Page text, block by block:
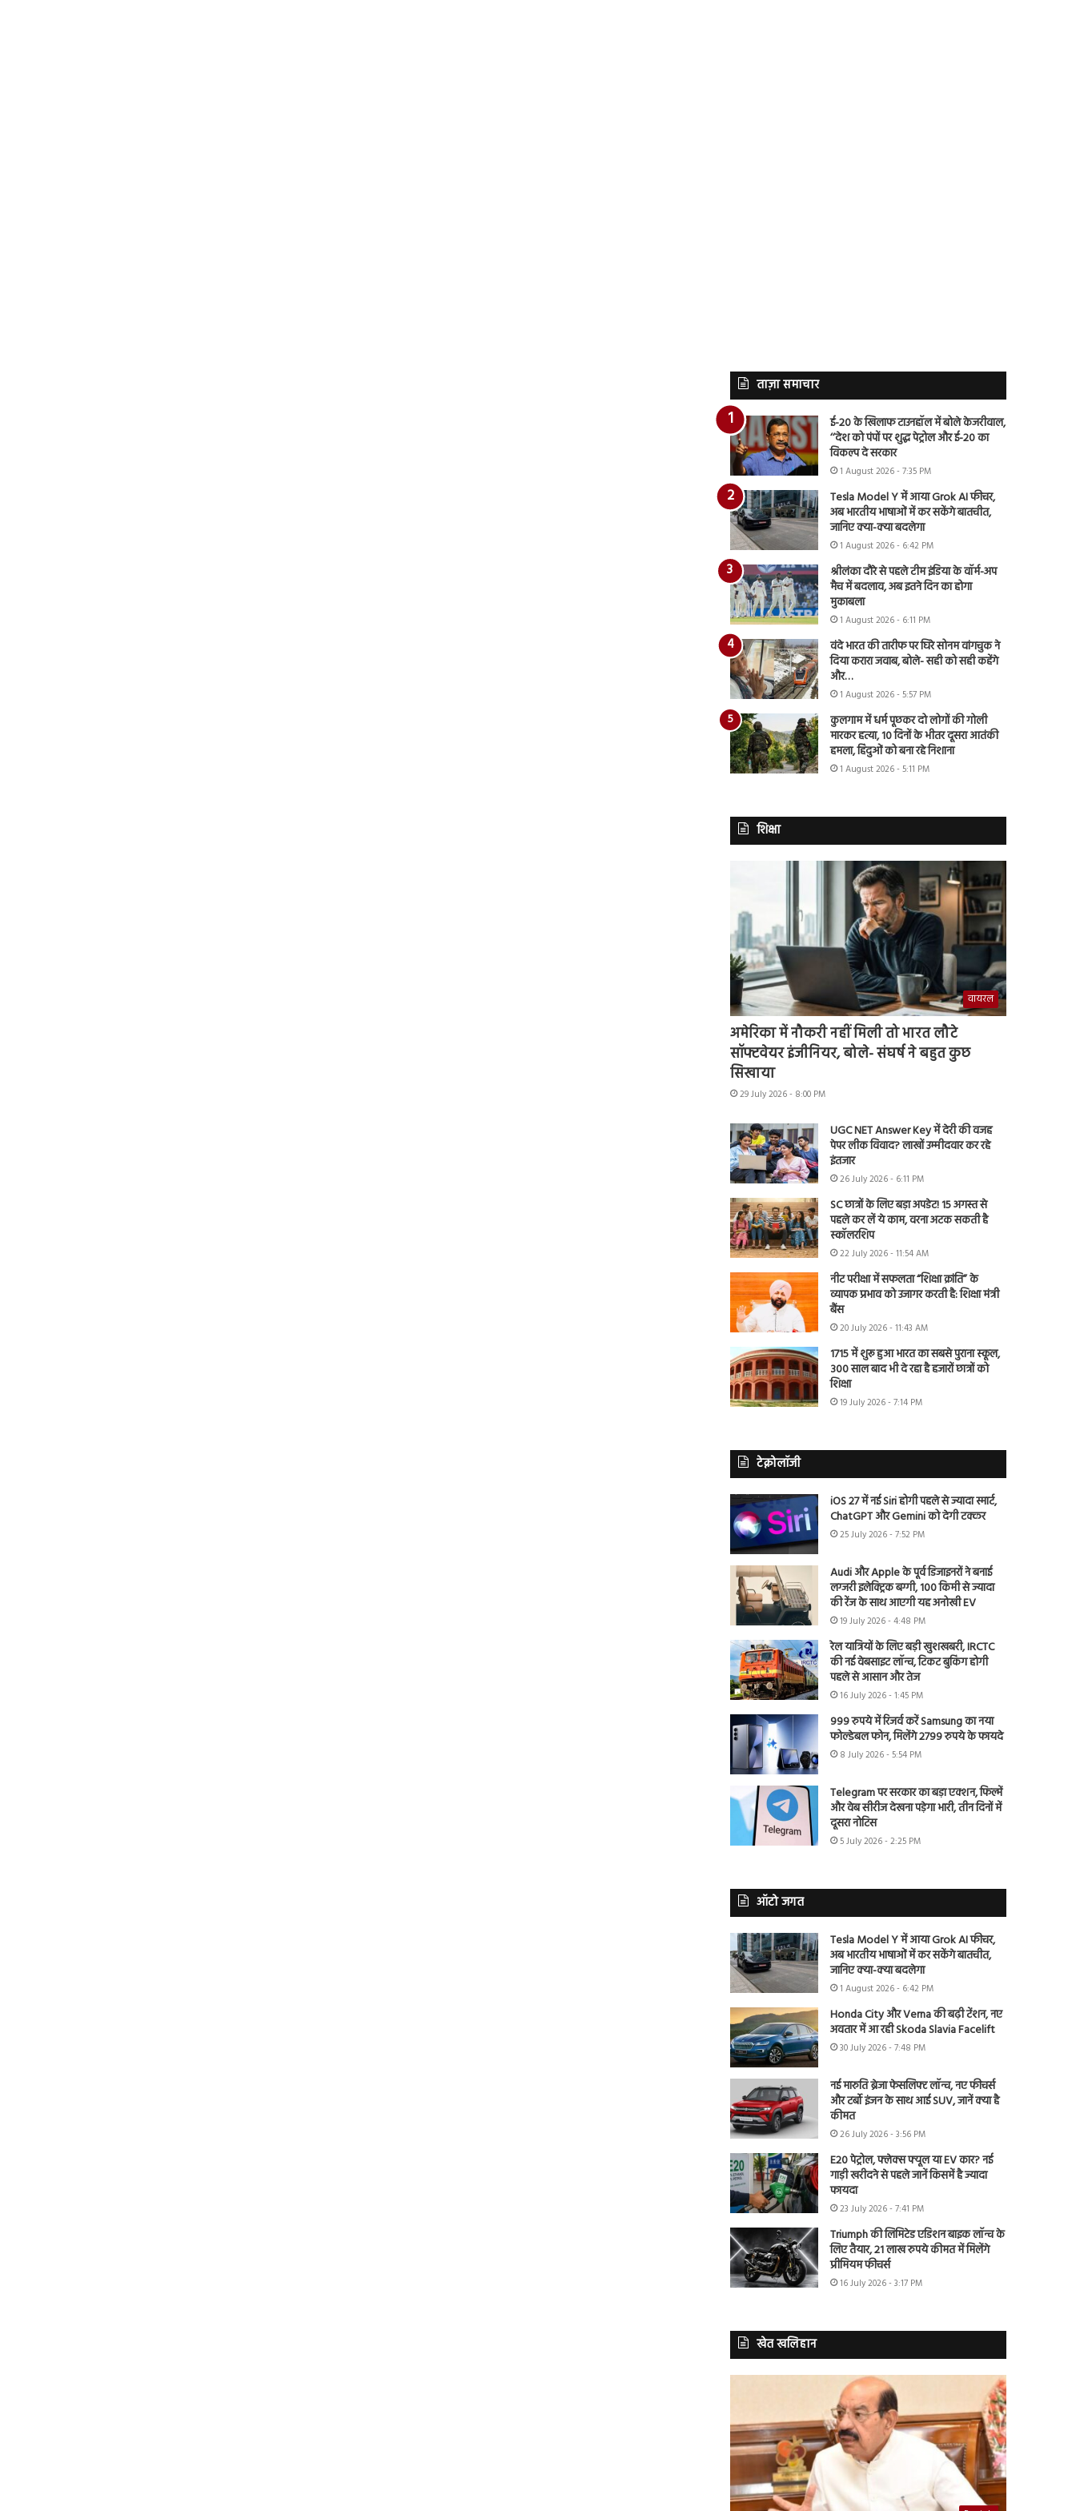
ताज़ा समाचार
ई-20 के खिलाफ टाउनहॉल में बोले केजरीवाल,
‘‘देश को पंपों पर शुद्ध पेट्रोल और ई-20 का
विकल्प दे सरकार
1 August 2026 - 7:35 PM
Tesla Model Y में आया Grok AI फीचर,
अब भारतीय भाषाओं में कर सकेंगे बातचीत,
जानिए क्या-क्या बदलेगा
1 August 2026 - 6:42 PM
श्रीलंका दौरे से पहले टीम इंडिया के वॉर्म-अप
मैच में बदलाव, अब इतने दिन का होगा
मुकाबला
1 August 2026 - 6:11 PM
वंदे भारत की तारीफ पर घिरे सोनम वांगचुक ने
दिया करारा जवाब, बोले- सही को सही कहेंगे
और…
1 August 2026 - 5:57 PM
कुलगाम में धर्म पूछकर दो लोगों की गोली
मारकर हत्या, 10 दिनों के भीतर दूसरा आतंकी
हमला, हिंदुओं को बना रहे निशाना
1 August 2026 - 5:11 PM
शिक्षा
वायरल
अमेरिका में नौकरी नहीं मिली तो भारत लौटे
सॉफ्टवेयर इंजीनियर, बोले- संघर्ष ने बहुत कुछ
सिखाया
29 July 2026 - 8:00 PM
UGC NET Answer Key में देरी की वजह
पेपर लीक विवाद? लाखों उम्मीदवार कर रहे
इंतजार
26 July 2026 - 6:11 PM
SC छात्रों के लिए बड़ा अपडेट! 15 अगस्त से
पहले कर लें ये काम, वरना अटक सकती है
स्कॉलरशिप
22 July 2026 - 11:54 AM
नीट परीक्षा में सफलता “शिक्षा क्रांति” के
व्यापक प्रभाव को उजागर करती है: शिक्षा मंत्री
बैंस
20 July 2026 - 11:43 AM
1715 में शुरू हुआ भारत का सबसे पुराना स्कूल,
300 साल बाद भी दे रहा है हजारों छात्रों को
शिक्षा
19 July 2026 - 7:14 PM
टेक्नोलॉजी
iOS 27 में नई Siri होगी पहले से ज्यादा स्मार्ट,
ChatGPT और Gemini को देगी टक्कर
25 July 2026 - 7:52 PM
Audi और Apple के पूर्व डिजाइनरों ने बनाई
लग्जरी इलेक्ट्रिक बग्गी, 100 किमी से ज्यादा
की रेंज के साथ आएगी यह अनोखी EV
19 July 2026 - 4:48 PM
रेल यात्रियों के लिए बड़ी खुशखबरी, IRCTC
की नई वेबसाइट लॉन्च, टिकट बुकिंग होगी
पहले से आसान और तेज
16 July 2026 - 1:45 PM
999 रुपये में रिजर्व करें Samsung का नया
फोल्डेबल फोन, मिलेंगे 2799 रुपये के फायदे
8 July 2026 - 5:54 PM
Telegram पर सरकार का बड़ा एक्शन, फिल्में
और वेब सीरीज देखना पड़ेगा भारी, तीन दिनों में
दूसरा नोटिस
5 July 2026 - 2:25 PM
ऑटो जगत
Tesla Model Y में आया Grok AI फीचर,
अब भारतीय भाषाओं में कर सकेंगे बातचीत,
जानिए क्या-क्या बदलेगा
1 August 2026 - 6:42 PM
Honda City और Verna की बढ़ी टेंशन, नए
अवतार में आ रही Skoda Slavia Facelift
30 July 2026 - 7:48 PM
नई मारुति ब्रेजा फेसलिफ्ट लॉन्च, नए फीचर्स
और टर्बो इंजन के साथ आई SUV, जानें क्या है
कीमत
26 July 2026 - 3:56 PM
E20 पेट्रोल, फ्लेक्स फ्यूल या EV कार? नई
गाड़ी खरीदने से पहले जानें किसमें है ज्यादा
फायदा
23 July 2026 - 7:41 PM
Triumph की लिमिटेड एडिशन बाइक लॉन्च के
लिए तैयार, 21 लाख रुपये कीमत में मिलेंगे
प्रीमियम फीचर्स
16 July 2026 - 3:17 PM
खेत खलिहान